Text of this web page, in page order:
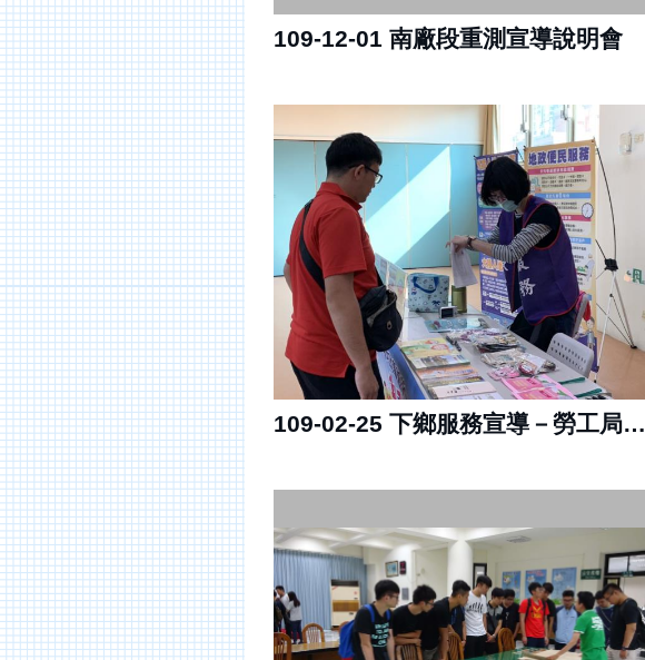
109-12-01 南廠段重測宣導說明會
109-02-25 下鄉服務宣導－勞工局職訓廠商聯合徵才